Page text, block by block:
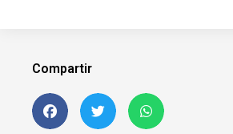
Compartir